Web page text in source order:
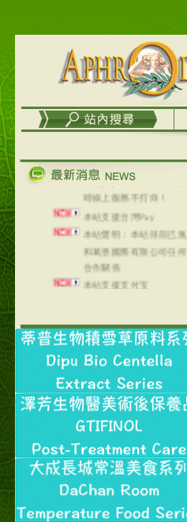
地區～
在外租屋者、居住處無管
理員、不方便在工作地點
取件者，歡迎多多使用
【郵局i郵箱】的服務喔～
【i郵箱】設立的地點，請
進入內頁連結～
Line@aphrodite2020 24小
時線上服務不打烊！
本站支援台灣Pay
本站聲明：本站目前已無
和葛堡國際有限公司任何
合作關係
本站支援支付宝
2017年1月1日起，中国大